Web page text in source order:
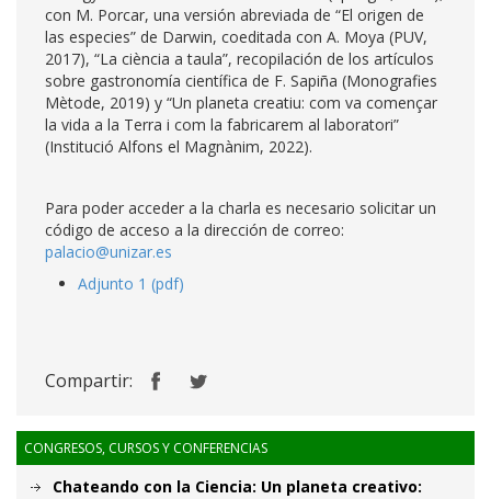
con M. Porcar, una versión abreviada de “El origen de
las especies” de Darwin, coeditada con A. Moya (PUV,
2017), “La ciència a taula”, recopilación de los artículos
sobre gastronomía científica de F. Sapiña (Monografies
Mètode, 2019) y “Un planeta creatiu: com va començar
la vida a la Terra i com la fabricarem al laboratori”
(Institució Alfons el Magnànim, 2022).
Para poder acceder a la charla es necesario solicitar un
código de acceso a la dirección de correo:
palacio@unizar.es
Adjunto 1 (pdf)
Compartir:
CONGRESOS, CURSOS Y CONFERENCIAS
Chateando con la Ciencia: Un planeta creativo: